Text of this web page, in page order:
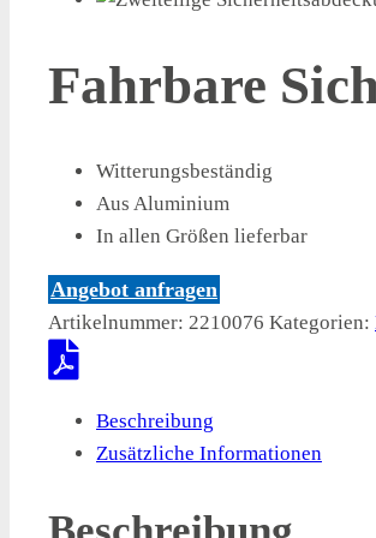
Fahrbare
Witterungsbeständig
Aus Aluminium
In allen Größen lieferbar
Angebot anfragen
Artikelnummer: 2210076 Kategorien:
Beschreibung
Zusätzliche Informationen